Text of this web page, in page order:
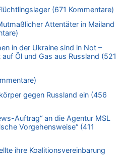
von drei Autofahrern das
zu
Untersuchung von Vias
zu
drei Autofahrern das
Untersuchung von Vias
zu
zu
so niedrig wie noch nie
zu
Mekka des Pferdesports –
(671 Kommentare)
Attentäter in Mailand
in der Ukraine sind in Not –
Öl und Gas aus Russland (521
gegen Russland ein (456
Auftrag“ an die Agentur MSL
Vorgehensweise“ (411
ihre Koalitionsvereinbarung